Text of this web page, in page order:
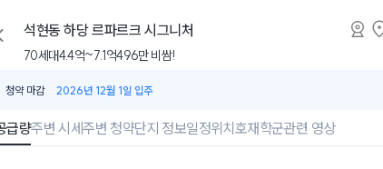
석현동 하당 르파르크 시그니처
70세대4.4억~7.1억496만 비쌈!
청약 마감 2026년 12월 1일 입주
급량주변 시세주변 청약단지 정보일정위치호재학군관련 영상